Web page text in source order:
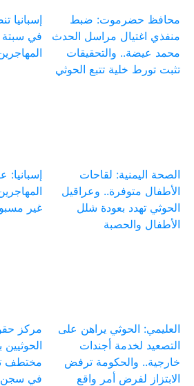
محافظ حضرموت: ضبط
منفذي اغتيال مراسل الحدث
محمد عيضة.. والتحقيقات
تثبت تورط خلية تتبع الحوثي
إسبانيا
في
الصحة اليمنية: لقاحات
الأطفال متوفرة.. وعراقيل
الحوثي تهدد بعودة شلل
الأطفال والحصبة
غير
العليمي: الحوثي يراهن على
التصعيد لخدمة أجندات
خارجية.. والحكومة ترفض
الابتزاز لفرض أمر واقع
مركز
مختطف
في سجن